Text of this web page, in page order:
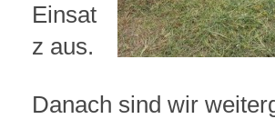
Einsat
z aus.
Danach sind wir